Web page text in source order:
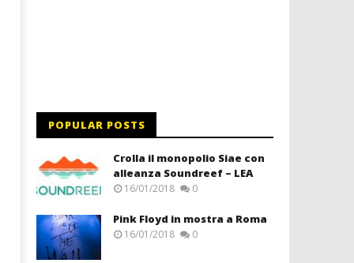
POPULAR POSTS
Crolla il monopolio Siae con
alleanza Soundreef – LEA
16/01/2018 0
Pink Floyd in mostra a Roma
16/01/2018 0